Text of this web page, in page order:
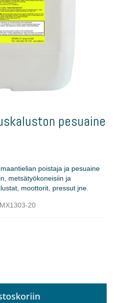
pesuaine
poistaja ja pesuaine
metsätyökoneisiin ja
moottorit, pressut jne.
MX1303-20